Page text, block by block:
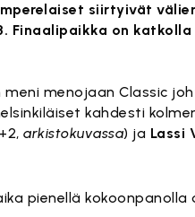
siirtyivät
Finaalipaikka on
menojaan Classic
kahdesti
arkistokuvassa) ja Lassi
pienellä kokoonpanolla